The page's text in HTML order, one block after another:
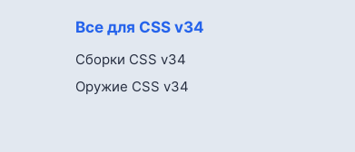
Все для CSS v34
Сборки CSS v34
Оружие CSS v34